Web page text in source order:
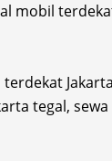
mobil
tegal,